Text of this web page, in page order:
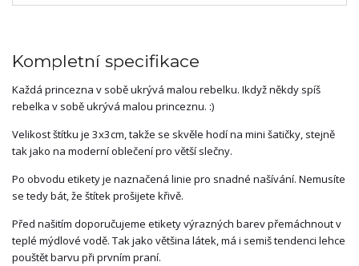
Kompletní specifikace
Každá princezna v sobě ukrývá malou rebelku. Ikdyž někdy spíš
rebelka v sobě ukrývá malou princeznu. :)
Velikost štítku je 3x3cm, takže se skvěle hodí na mini šatičky, stejně
tak jako na moderní oblečení pro větší slečny.
Po obvodu etikety je naznačená linie pro snadné našívání. Nemusíte
se tedy bát, že štítek prošijete křivě.
Před našitím doporučujeme etikety výrazných barev přemáchnout v
teplé mýdlové vodě. Tak jako většina látek, má i semiš tendenci lehce
pouštět barvu při prvním praní.